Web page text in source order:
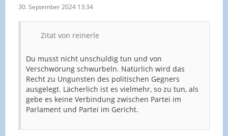
30. September 2024 13:34
Zitat von reinerle
Du musst nicht unschuldig tun und von
Verschwörung schwurbeln. Natürlich wird das
Recht zu Ungunsten des politischen Gegners
ausgelegt. Lächerlich ist es vielmehr, so zu tun, als
gebe es keine Verbindung zwischen Partei im
Parlament und Partei im Gericht.